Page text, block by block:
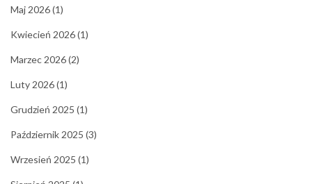
Maj 2026(1)
Kwiecień 2026(1)
Marzec 2026(2)
Luty 2026(1)
Grudzień 2025 (1)
Październik 2025 (3)
Wrzesień 2025 (1)